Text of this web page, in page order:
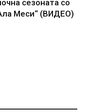
сезоната со
Меси“ (ВИДЕО)